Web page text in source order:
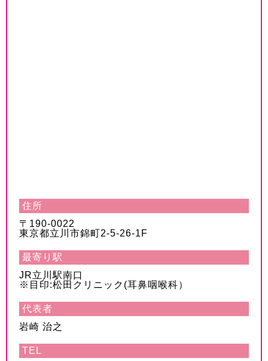
住所
〒190-0022
東京都立川市錦町2-5-26-1F
最寄り駅
JR立川駅南口
※目印:松田クリニック(耳鼻咽喉科）
代表者
岩崎 治之
TEL